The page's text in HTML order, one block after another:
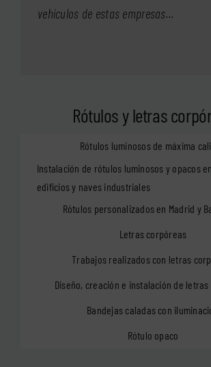
vehículos de estas empresas…
Rótulos y letras
Rótulos luminosos de máxima
Instalación de rótulos luminosos y opacos
edificios y naves industriales
Rótulos personalizados en Madrid y
Letras corpóreas
Trabajos realizados con letras
Diseño, creación e instalación de
Bandejas caladas con
Rótulo opaco